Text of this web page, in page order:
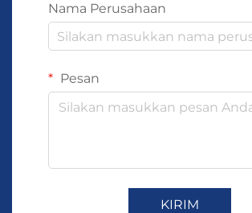
Nama Perusahaan
Pesan
KIRIM